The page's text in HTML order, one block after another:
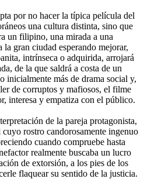
por no hacer la típica película del
una cultura distinta, sino que
un filipino, una mirada a una
gran ciudad esperando mejorar,
intrínseca o adquirida, arrojará
de la que saldrá a costa de un
inicialmente más de drama social y,
de corruptos y mafiosos, el filme
interesa y empatiza con el público.
de la pareja protagonista,
rostro candorosamente ingenuo
cuando compruebe hasta
realmente buscaba un lucro
de extorsión, a los pies de los
flaquear su sentido de la justicia.